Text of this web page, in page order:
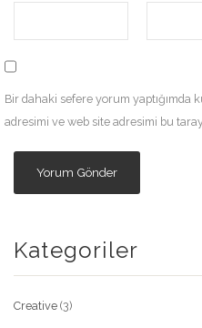
Bir dahaki sefere yorum yaptığımda
adresimi ve web site adresimi bu
Kategoriler
Creative (3)